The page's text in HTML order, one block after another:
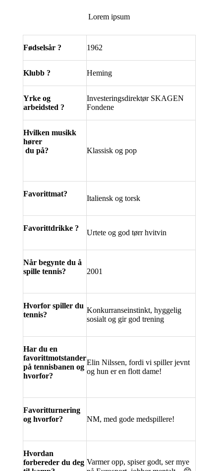
Lorem ipsum
Fødselsår ? 1962
Klubb ? Heming
Yrke og
arbeidsted ?
Investeringsdirektør SKAGEN
Fondene
Hvilken musikk
hører
du på?
Klassisk og pop
Favorittmat?
Italiensk og torsk
Favorittdrikke ?
Urtete og god tørr hvitvin
Når begynte du å
spille tennis?
2001
Hvorfor spiller du
tennis?
Konkurranseinstinkt, hyggelig
sosialt og gir god trening
Har du en
favorittmotstander
på tennisbanen og
hvorfor?
Elin Nilssen, fordi vi spiller jevnt
og hun er en flott dame!
Favoritturnering
og hvorfor?
NM, med gode medspillere!
Hvordan
forbereder du deg Varmer opp, spiser godt, ser mye